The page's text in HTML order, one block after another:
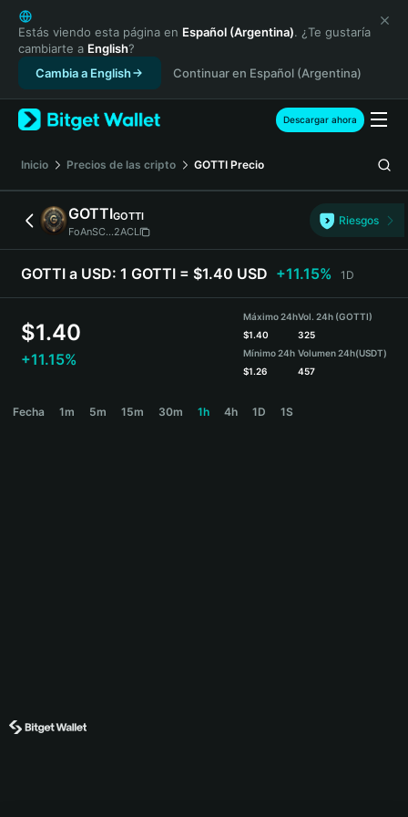
English
日本語
Tiếng Việt
Русский
Español (Latinoamérica)
Türkçe
Français
Deutsch
简体中文
繁體中文
Português (Portugal)
Bahasa Indonesia
ภาษาไทย
Español
Español (Argentina)
Estás viendo esta página en Español (Argentina). ¿Te gustaría
cambiarte a English?
Cambia a English
Continuar en Español (Argentina)
Descargar ahora
Inicio Precios de las cripto GOTTI Precio
GOTTIGOTTI
FoAnSC...2ACL
Riesgos
GOTTI a USD: 1 GOTTI = $1.40 USD +11.15% 1D
$1.40
+11.15%
Máximo 24h
$1.40
Mínimo 24h
$1.26
Vol. 24h (GOTTI)
325
Volumen 24h(USDT)
457
Fecha 1m 5m 15m 30m 1h 4h 1D 1S